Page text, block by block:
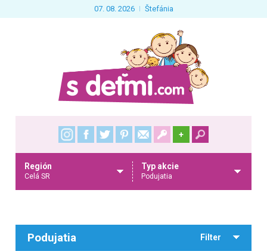
07. 08. 2026 Štefánia
+
Región
Celá SR
Typ akcie
Podujatia
Podujatia Filter